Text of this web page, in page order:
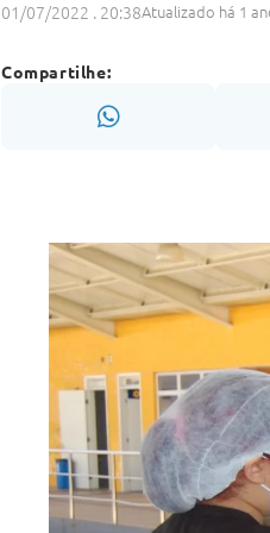
01/07/2022 . 20:38Atualizado há 1
Compartilhe: